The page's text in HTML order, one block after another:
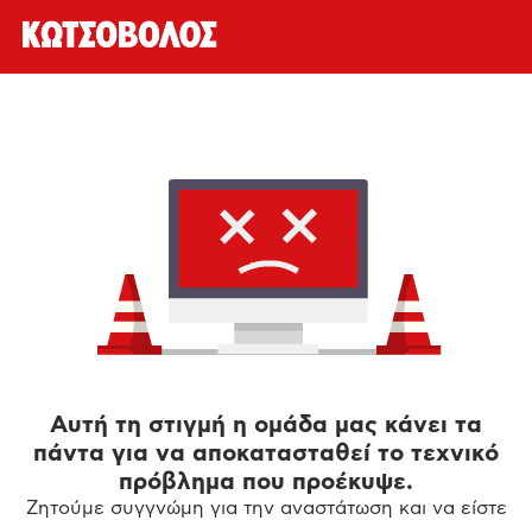
Αυτή τη στιγμή η ομάδα μας κάνει τα
πάντα για να αποκατασταθεί το τεχνικό
πρόβλημα που προέκυψε.
Ζητούμε συγγνώμη για την αναστάτωση και να είστε